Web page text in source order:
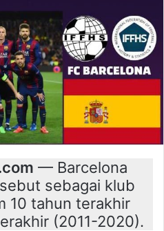
— Barcelona
sebagai klub
10 tahun terakhir
(2011-2020).